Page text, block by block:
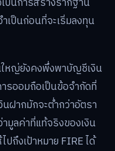
เป็นก่อนที่จะเริ่มลงทุน
หญ่ยังคงพึ่งพาบัญชีเงิน
รออมถือเป็นข้อจำกัดที่
ฝากมักจะต่ำกว่าอัตรา
ามูลค่าที่แท้จริงของเงิน
ปถึงเป้าหมาย FIRE ได้